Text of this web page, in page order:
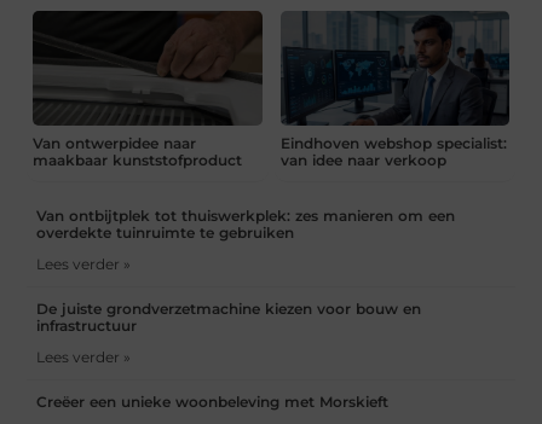
Van ontwerpidee naar
maakbaar kunststofproduct
Eindhoven webshop specialist:
van idee naar verkoop
Van ontbijtplek tot thuiswerkplek: zes manieren om een
overdekte tuinruimte te gebruiken
Lees verder »
De juiste grondverzetmachine kiezen voor bouw en
infrastructuur
Lees verder »
Creëer een unieke woonbeleving met Morskieft